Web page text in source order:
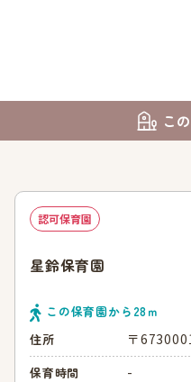
こ
認可保育園
星鈴保育園
この保育園から 28ｍ
住所
〒
保育時間 -